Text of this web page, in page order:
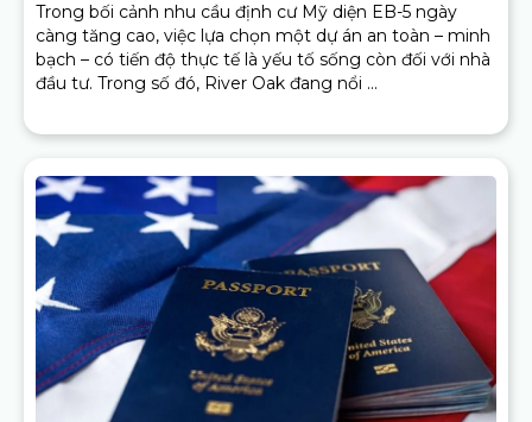
Trong bối cảnh nhu cầu định cư Mỹ diện EB-5 ngày
càng tăng cao, việc lựa chọn một dự án an toàn – minh
bạch – có tiến độ thực tế là yếu tố sống còn đối với nhà
đầu tư. Trong số đó, River Oak đang nổi ...